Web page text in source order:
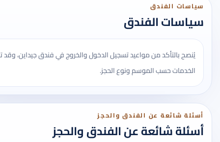
سياسات الفندق
سياسات الفندق
يُنصح بالتأكد من مواعيد تسجيل الدخول والخروج في فندق جيداين،
الخدمات حسب الموسم ونوع الحجز.
أسئلة شائعة عن الفندق والحجز
أسئلة شائعة عن الفندق والحجز